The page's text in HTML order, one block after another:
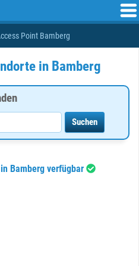
Point Bamberg
in Bamberg
Bamberg verfügbar